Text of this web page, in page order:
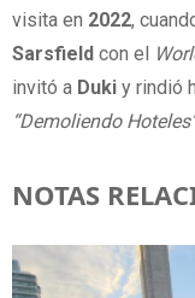
visita en 2022,
Sarsfield con el
invitó a Duki y rindió
“Demoliendo
NOTAS